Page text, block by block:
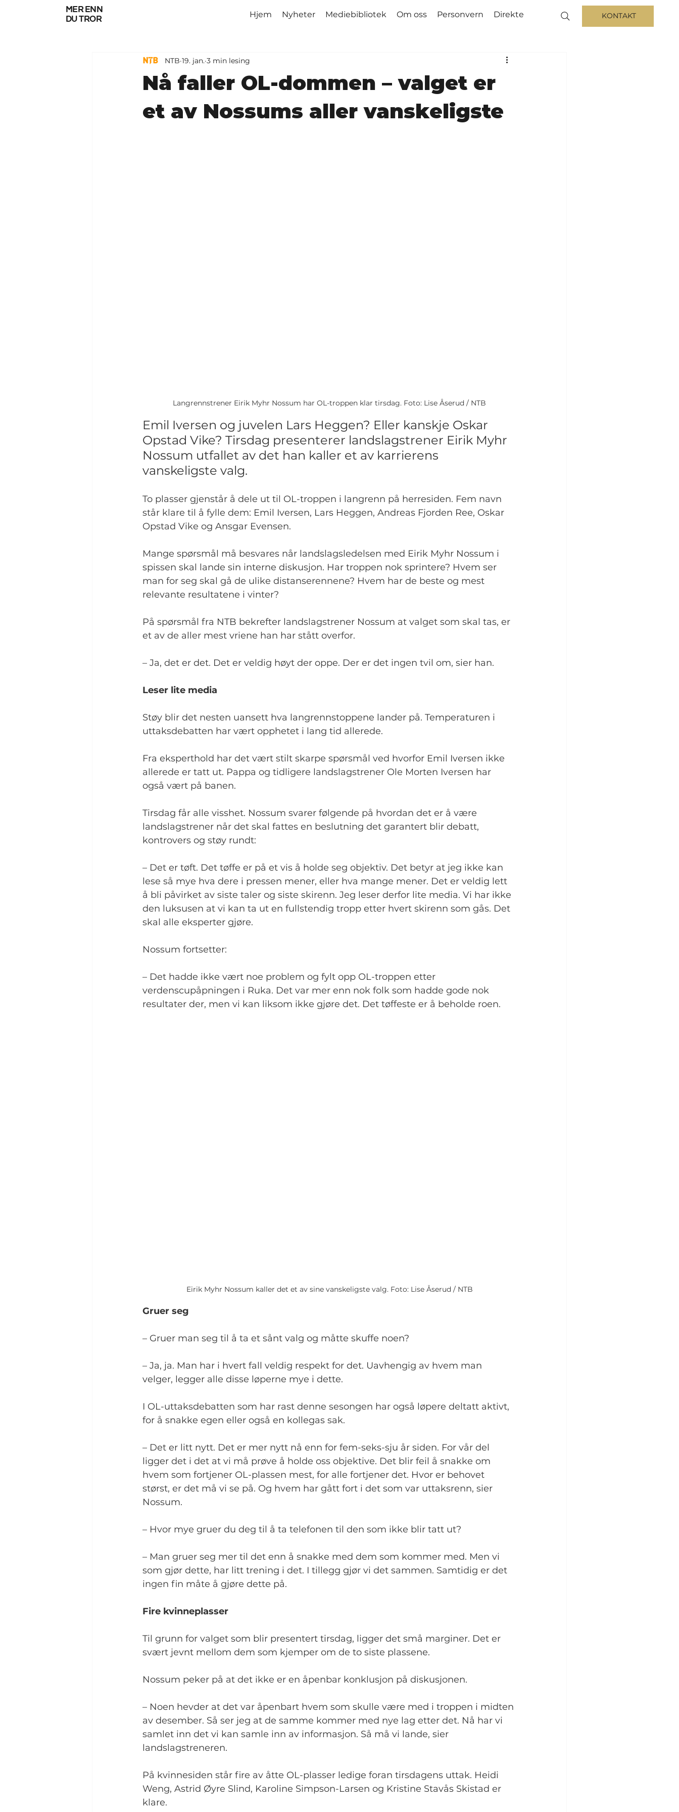
mer enn
du tror
Hjem Nyheter Mediebibliotek Om oss Personvern Direkte KONTAKT
Nå faller OL-dommen – valget er
et av Nossums aller vanskeligste
NTB 19. jan. 3 min lesing
Langrennstrener Eirik Myhr Nossum har OL-troppen klar tirsdag. Foto: Lise Åserud / NTB
Emil Iversen og juvelen Lars Heggen? Eller kanskje Oskar
Opstad Vike? Tirsdag presenterer landslagstrener Eirik Myhr
Nossum utfallet av det han kaller et av karrierens
vanskeligste valg.
To plasser gjenstår å dele ut til OL-troppen i langrenn på herresiden. Fem navn
står klare til å fylle dem: Emil Iversen, Lars Heggen, Andreas Fjorden Ree, Oskar
Opstad Vike og Ansgar Evensen.
Mange spørsmål må besvares når landslagsledelsen med Eirik Myhr Nossum i
spissen skal lande sin interne diskusjon. Har troppen nok sprintere? Hvem ser
man for seg skal gå de ulike distanserennene? Hvem har de beste og mest
relevante resultatene i vinter?
På spørsmål fra NTB bekrefter landslagstrener Nossum at valget som skal tas, er
et av de aller mest vriene han har stått overfor.
– Ja, det er det. Det er veldig høyt der oppe. Der er det ingen tvil om, sier han.
Leser lite media
Støy blir det nesten uansett hva langrennstoppene lander på. Temperaturen i
uttaksdebatten har vært opphetet i lang tid allerede.
Fra eksperthold har det vært stilt skarpe spørsmål ved hvorfor Emil Iversen ikke
allerede er tatt ut. Pappa og tidligere landslagstrener Ole Morten Iversen har
også vært på banen.
Tirsdag får alle visshet. Nossum svarer følgende på hvordan det er å være
landslagstrener når det skal fattes en beslutning det garantert blir debatt,
kontrovers og støy rundt:
– Det er tøft. Det tøffe er på et vis å holde seg objektiv. Det betyr at jeg ikke kan
lese så mye hva dere i pressen mener, eller hva mange mener. Det er veldig lett
å bli påvirket av siste taler og siste skirenn. Jeg leser derfor lite media. Vi har ikke
den luksusen at vi kan ta ut en fullstendig tropp etter hvert skirenn som gås. Det
skal alle eksperter gjøre.
Nossum fortsetter:
– Det hadde ikke vært noe problem og fylt opp OL-troppen etter
verdenscupåpningen i Ruka. Det var mer enn nok folk som hadde gode nok
resultater der, men vi kan liksom ikke gjøre det. Det tøffeste er å beholde roen.
Eirik Myhr Nossum kaller det et av sine vanskeligste valg. Foto: Lise Åserud / NTB
Gruer seg
– Gruer man seg til å ta et sånt valg og måtte skuffe noen?
– Ja, ja. Man har i hvert fall veldig respekt for det. Uavhengig av hvem man
velger, legger alle disse løperne mye i dette.
I OL-uttaksdebatten som har rast denne sesongen har også løpere deltatt aktivt,
for å snakke egen eller også en kollegas sak.
– Det er litt nytt. Det er mer nytt nå enn for fem-seks-sju år siden. For vår del
ligger det i det at vi må prøve å holde oss objektive. Det blir feil å snakke om
hvem som fortjener OL-plassen mest, for alle fortjener det. Hvor er behovet
størst, er det må vi se på. Og hvem har gått fort i det som var uttaksrenn, sier
Nossum.
– Hvor mye gruer du deg til å ta telefonen til den som ikke blir tatt ut?
– Man gruer seg mer til det enn å snakke med dem som kommer med. Men vi
som gjør dette, har litt trening i det. I tillegg gjør vi det sammen. Samtidig er det
ingen fin måte å gjøre dette på.
Fire kvinneplasser
Til grunn for valget som blir presentert tirsdag, ligger det små marginer. Det er
svært jevnt mellom dem som kjemper om de to siste plassene.
Nossum peker på at det ikke er en åpenbar konklusjon på diskusjonen.
– Noen hevder at det var åpenbart hvem som skulle være med i troppen i midten
av desember. Så ser jeg at de samme kommer med nye lag etter det. Nå har vi
samlet inn det vi kan samle inn av informasjon. Så må vi lande, sier
landslagstreneren.
På kvinnesiden står fire av åtte OL-plasser ledige foran tirsdagens uttak. Heidi
Weng, Astrid Øyre Slind, Karoline Simpson-Larsen og Kristine Stavås Skistad er
klare.